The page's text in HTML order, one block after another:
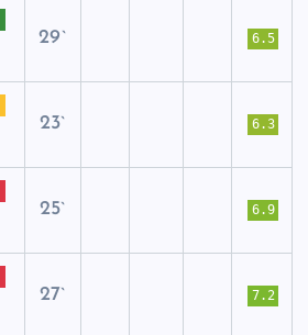
29` 6.5
23` 6.3
25` 6.9
27` 7.2